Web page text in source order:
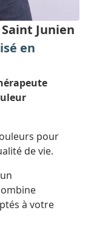
Junien
en
pour
de vie.
à votre